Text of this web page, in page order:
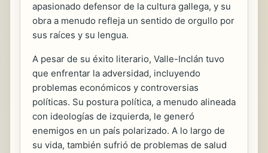
apasionado defensor de la cultura gallega, y su
obra a menudo refleja un sentido de orgullo por
sus raíces y su lengua.
A pesar de su éxito literario, Valle-Inclán tuvo
que enfrentar la adversidad, incluyendo
problemas económicos y controversias
políticas. Su postura política, a menudo alineada
con ideologías de izquierda, le generó
enemigos en un país polarizado. A lo largo de
su vida, también sufrió de problemas de salud